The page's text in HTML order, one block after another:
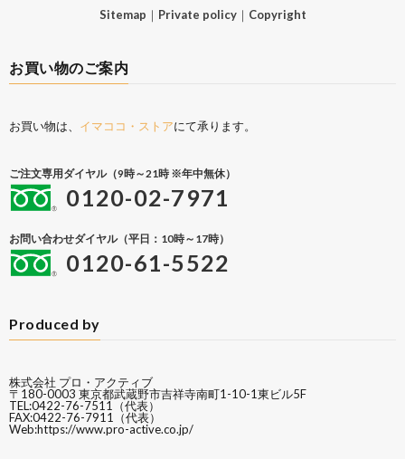
Sitemap ｜ Private policy｜ Copyright
お買い物のご案内
お買い物は、 イマココ・ストアにて承ります。
ご注文専用ダイヤル（9時～21時 ※年中無休）
0120-02-7971
お問い合わせダイヤル（平日：10時～17時）
0120-61-5522
Produced by
株式会社 プロ・アクティブ
〒180-0003 東京都武蔵野市吉祥寺南町1-10-1東ビル5F
TEL:0422-76-7511（代表）
FAX:0422-76-7911（代表）
Web:https://www.pro-active.co.jp/